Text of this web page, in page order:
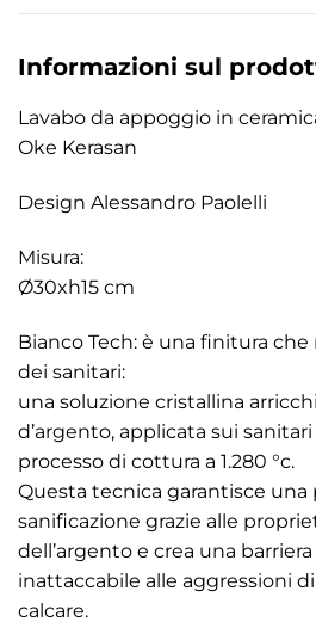
Informazioni sul
Lavabo da appoggio in
Oke Kerasan
Design Alessandro Paolelli
Misura:
Ø30xh15 cm
Bianco Tech: è una finitura che
dei sanitari:
una soluzione cristallina
d’argento, applicata sui
processo di cottura a 1.280 °c.
Questa tecnica garantisce una
sanificazione grazie alle
dell’argento e crea una
inattaccabile alle aggressioni
calcare.